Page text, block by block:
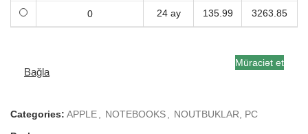
24 ay 135.99 3263.85
Bağla
Müraciət et
Categories: APPLE, NOTEBOOKS, NOUTBUKLAR, PC